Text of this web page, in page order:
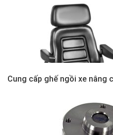
Cung cấp ghế ngồi xe nâng